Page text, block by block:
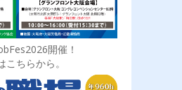
開催！
こちらから。